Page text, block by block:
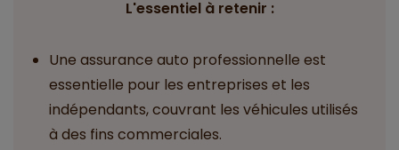
L'essentiel à retenir :
Une assurance auto professionnelle est
essentielle pour les entreprises et les
indépendants, couvrant les véhicules utilisés
à des fins commerciales.